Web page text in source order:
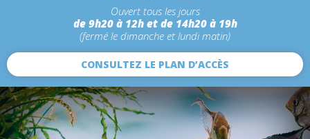
Ouvert tous les jours
de 9h20 à 12h et de 14h20 à 19h
(fermé le dimanche et lundi matin)
CONSULTEZ LE PLAN D’ACCÈS